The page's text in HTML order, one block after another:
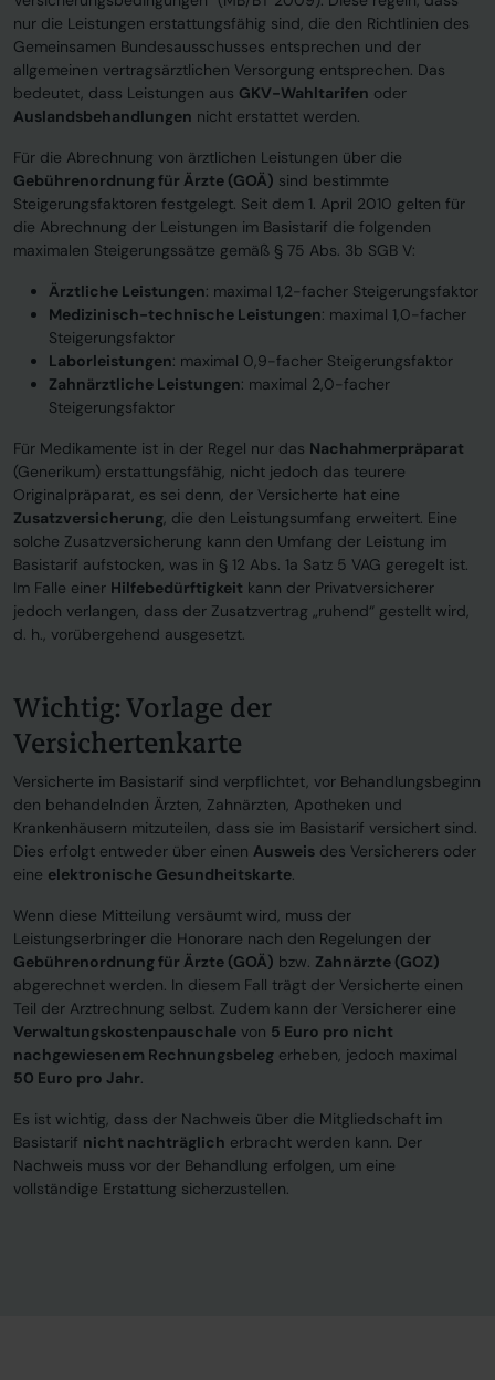
nur die Leistungen erstattungsfähig sind, die den Richtlinien des
Gemeinsamen Bundesausschusses entsprechen und der
allgemeinen vertragsärztlichen Versorgung entsprechen. Das
bedeutet, dass Leistungen aus GKV-Wahltarifen oder
Auslandsbehandlungen nicht erstattet werden.
Für die Abrechnung von ärztlichen Leistungen über die
Gebührenordnung für Ärzte (GOÄ) sind bestimmte
Steigerungsfaktoren festgelegt. Seit dem 1. April 2010 gelten für
die Abrechnung der Leistungen im Basistarif die folgenden
maximalen Steigerungssätze gemäß § 75 Abs. 3b SGB V:
Ärztliche Leistungen: maximal 1,2-facher Steigerungsfaktor
Medizinisch-technische Leistungen: maximal 1,0-facher
Steigerungsfaktor
Laborleistungen: maximal 0,9-facher Steigerungsfaktor
Zahnärztliche Leistungen: maximal 2,0-facher
Steigerungsfaktor
Für Medikamente ist in der Regel nur das Nachahmerpräparat
(Generikum) erstattungsfähig, nicht jedoch das teurere
Originalpräparat, es sei denn, der Versicherte hat eine
Zusatzversicherung, die den Leistungsumfang erweitert. Eine
solche Zusatzversicherung kann den Umfang der Leistung im
Basistarif aufstocken, was in § 12 Abs. 1a Satz 5 VAG geregelt ist.
Im Falle einer Hilfebedürftigkeit kann der Privatversicherer
jedoch verlangen, dass der Zusatzvertrag „ruhend“ gestellt wird,
d. h., vorübergehend ausgesetzt.
Wichtig: Vorlage der
Versichertenkarte
Versicherte im Basistarif sind verpflichtet, vor Behandlungsbeginn
den behandelnden Ärzten, Zahnärzten, Apotheken und
Krankenhäusern mitzuteilen, dass sie im Basistarif versichert sind.
Dies erfolgt entweder über einen Ausweis des Versicherers oder
eine elektronische Gesundheitskarte.
Wenn diese Mitteilung versäumt wird, muss der
Leistungserbringer die Honorare nach den Regelungen der
Gebührenordnung für Ärzte (GOÄ) bzw. Zahnärzte (GOZ)
abgerechnet werden. In diesem Fall trägt der Versicherte einen
Teil der Arztrechnung selbst. Zudem kann der Versicherer eine
Verwaltungskostenpauschale von 5 Euro pro nicht
nachgewiesenem Rechnungsbeleg erheben, jedoch maximal
50 Euro pro Jahr.
Es ist wichtig, dass der Nachweis über die Mitgliedschaft im
Basistarif nicht nachträglich erbracht werden kann. Der
Nachweis muss vor der Behandlung erfolgen, um eine
vollständige Erstattung sicherzustellen.